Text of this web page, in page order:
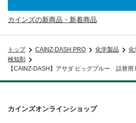
カインズの新商品・新着商品
トップ CAINZ-DASH PRO 化学製品 化
検知剤
【CAINZ-DASH】アサダ ビッグブルー 詰替用
カインズオンラインショップ